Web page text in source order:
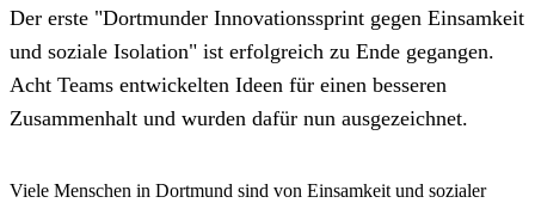
Der erste "Dortmunder Innovationssprint gegen Einsamkeit
und soziale Isolation" ist erfolgreich zu Ende gegangen.
Acht Teams entwickelten Ideen für einen besseren
Zusammenhalt und wurden dafür nun ausgezeichnet.
Viele Menschen in Dortmund sind von Einsamkeit und sozialer